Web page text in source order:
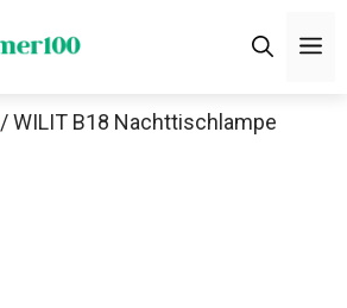
/ WILIT B18 Nachttischlampe